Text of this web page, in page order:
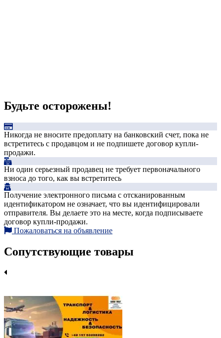
Будьте осторожены!
Никогда не вносите предоплату на банковский счет, пока не
встретитесь с продавцом и не подпишете договор купли-
продажи.
Ни один серьезный продавец не требует первоначального
взноса до того, как вы встретитесь
Получение электронного письма с отсканированным
идентификатором не означает, что вы идентифицировали
отправителя. Вы делаете это на месте, когда подписываете
договор купли-продажи.
Пожаловаться на объявление
Сопутствующие товары